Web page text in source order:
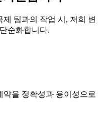
팀과의 작업 시, 저희 변
순화합니다.
약을 정확성과 용이성으로